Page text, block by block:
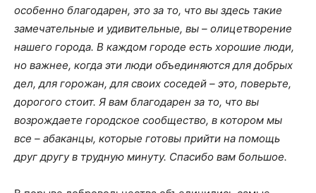
особенно благодарен, это за то, что вы здесь такие
замечательные и удивительные, вы – олицетворение
нашего города. В каждом городе есть хорошие люди,
но важнее, когда эти люди объединяютсядля добрых
дел, для горожан, для своих соседей – это, поверьте,
дорогого стоит. Я вам благодарен за то, что вы
возрождаете городское сообщество, в котором мы
все – абаканцы, которые готовы прийти на помощь
друг другу в трудную минуту. Спасибо вам большое.